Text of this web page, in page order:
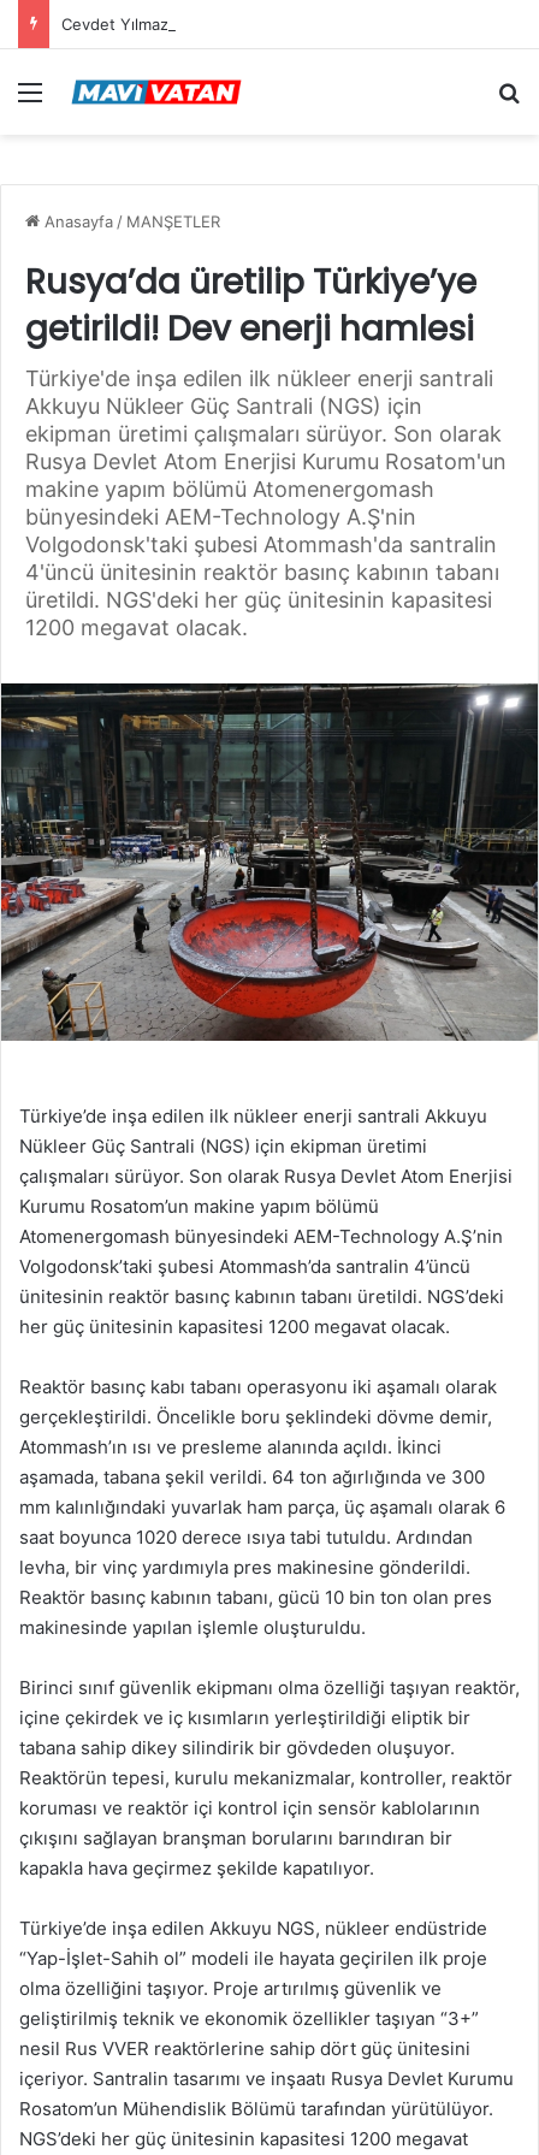
Menü
Anasayfa / MANŞETLER
Rusya’da üretilip Türkiye’ye
getirildi! Dev enerji hamlesi
Türkiye'de inşa edilen ilk nükleer enerji santrali
Akkuyu Nükleer Güç Santrali (NGS) için
ekipman üretimi çalışmaları sürüyor. Son olarak
Rusya Devlet Atom Enerjisi Kurumu Rosatom'un
makine yapım bölümü Atomenergomash
bünyesindeki AEM-Technology A.Ş'nin
Volgodonsk'taki şubesi Atommash'da santralin
4'üncü ünitesinin reaktör basınç kabının tabanı
üretildi. NGS'deki her güç ünitesinin kapasitesi
1200 megavat olacak.
Türkiye’de inşa edilen ilk nükleer enerji santrali Akkuyu
Nükleer Güç Santrali (NGS) için ekipman üretimi
çalışmaları sürüyor. Son olarak Rusya Devlet Atom Enerjisi
Kurumu Rosatom’un makine yapım bölümü
Atomenergomash bünyesindeki AEM-Technology A.Ş’nin
Volgodonsk’taki şubesi Atommash’da santralin 4’üncü
ünitesinin reaktör basınç kabının tabanı üretildi. NGS’deki
her güç ünitesinin kapasitesi 1200 megavat olacak.
Reaktör basınç kabı tabanı operasyonu iki aşamalı olarak
gerçekleştirildi. Öncelikle boru şeklindeki dövme demir,
Atommash’ın ısı ve presleme alanında açıldı. İkinci
aşamada, tabana şekil verildi. 64 ton ağırlığında ve 300
mm kalınlığındaki yuvarlak ham parça, üç aşamalı olarak 6
saat boyunca 1020 derece ısıya tabi tutuldu. Ardından
levha, bir vinç yardımıyla pres makinesine gönderildi.
Reaktör basınç kabının tabanı, gücü 10 bin ton olan pres
makinesinde yapılan işlemle oluşturuldu.
Birinci sınıf güvenlik ekipmanı olma özelliği taşıyan reaktör,
içine çekirdek ve iç kısımların yerleştirildiği eliptik bir
tabana sahip dikey silindirik bir gövdeden oluşuyor.
Reaktörün tepesi, kurulu mekanizmalar, kontroller, reaktör
koruması ve reaktör içi kontrol için sensör kablolarının
çıkışını sağlayan branşman borularını barındıran bir
kapakla hava geçirmez şekilde kapatılıyor.
Türkiye’de inşa edilen Akkuyu NGS, nükleer endüstride
“Yap-İşlet-Sahih ol” modeli ile hayata geçirilen ilk proje
olma özelliğini taşıyor. Proje artırılmış güvenlik ve
geliştirilmiş teknik ve ekonomik özellikler taşıyan “3+”
nesil Rus VVER reaktörlerine sahip dört güç ünitesini
içeriyor. Santralin tasarımı ve inşaatı Rusya Devlet Kurumu
Rosatom’un Mühendislik Bölümü tarafından yürütülüyor.
NGS’deki her güç ünitesinin kapasitesi 1200 megavat